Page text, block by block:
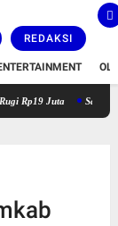
REDAKSI
Satlantas Polresta